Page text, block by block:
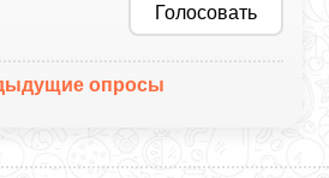
Голосовать
опросы